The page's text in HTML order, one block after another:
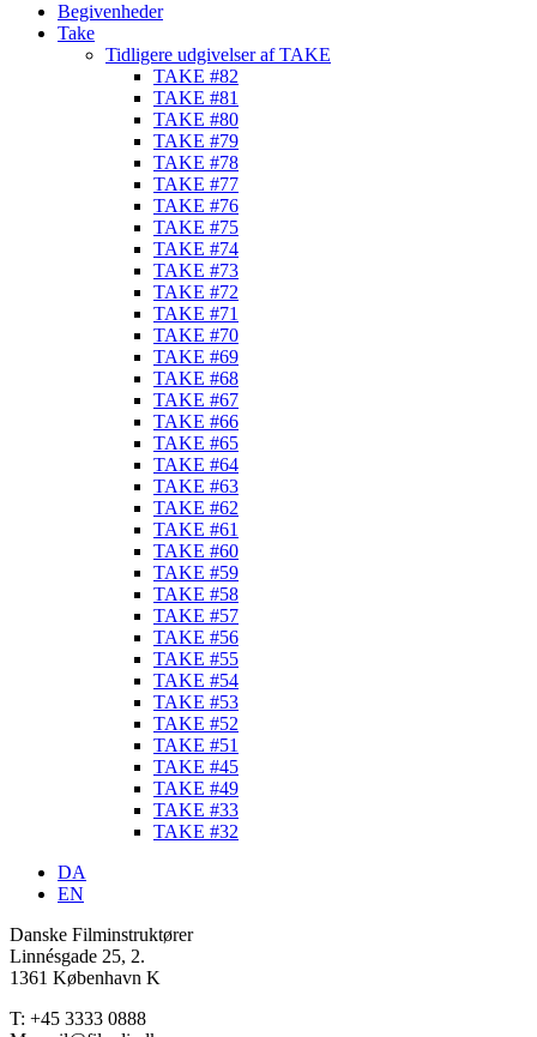
Begivenheder
Take
Tidligere udgivelser af TAKE
TAKE #82
TAKE #81
TAKE #80
TAKE #79
TAKE #78
TAKE #77
TAKE #76
TAKE #75
TAKE #74
TAKE #73
TAKE #72
TAKE #71
TAKE #70
TAKE #69
TAKE #68
TAKE #67
TAKE #66
TAKE #65
TAKE #64
TAKE #63
TAKE #62
TAKE #61
TAKE #60
TAKE #59
TAKE #58
TAKE #57
TAKE #56
TAKE #55
TAKE #54
TAKE #53
TAKE #52
TAKE #51
TAKE #45
TAKE #49
TAKE #33
TAKE #32
DA
EN
Danske Filminstruktører
Linnésgade 25, 2.
1361 København K
T: +45 3333 0888